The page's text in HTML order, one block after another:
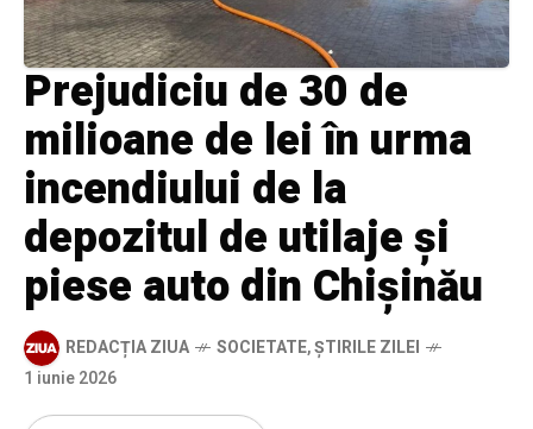
Prejudiciu de 30 de
milioane de lei în urma
incendiului de la
depozitul de utilaje și
piese auto din Chișinău
REDACȚIA ZIUA SOCIETATE,ȘTIRILE ZILEI
1 iunie 2026